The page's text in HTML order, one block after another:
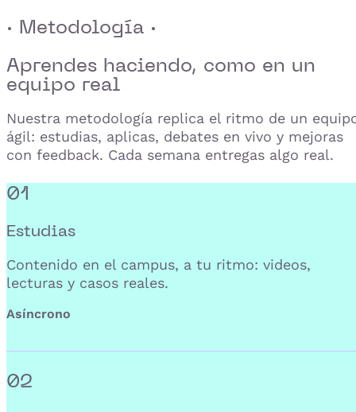
· Metodología ·
Aprendes haciendo, como en un
equipo real
Nuestra metodología replica el ritmo de un
ágil: estudias, aplicas, debates en vivo y mejoras
con feedback. Cada semana entregas algo real.
01
Estudias
Contenido en el campus, a tu ritmo: videos,
lecturas y casos reales.
Asíncrono
02